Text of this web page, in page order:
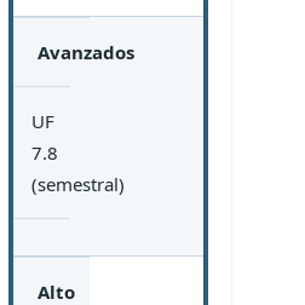
Avanzados
UF
7.8
(semestral)
Alto